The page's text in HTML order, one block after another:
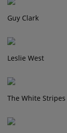
Guy Clark
Leslie West
The White Stripes